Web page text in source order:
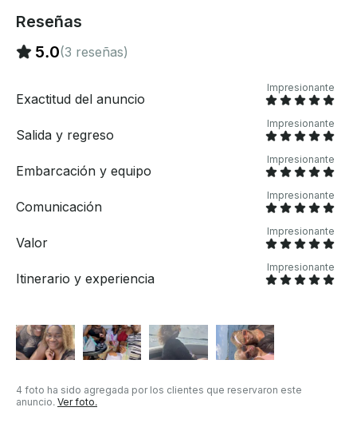
Reseñas
5.0(3 reseñas)
Exactitud del anuncio
Impresionante
Salida y regreso
Impresionante
Embarcación y equipo
Impresionante
Comunicación
Impresionante
Valor
Impresionante
Itinerario y experiencia
Impresionante
4 foto ha sido agregada por los clientes que reservaron este
anuncio. Ver foto.